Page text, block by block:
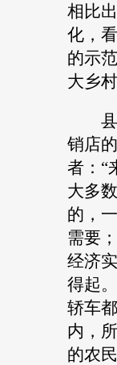
相比
化，
的示
大乡
县
销店
者：“
大多
的，
需要
经济
得起
轿车
内，
的农